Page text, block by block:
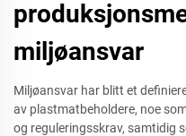
miljøansvar
Miljøansvar har blitt et
av plastmatbeholdere, noe
og reguleringsskrav, samtidig